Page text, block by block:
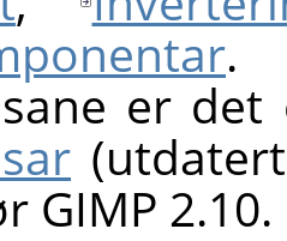
.
er
GIMP 2.10.